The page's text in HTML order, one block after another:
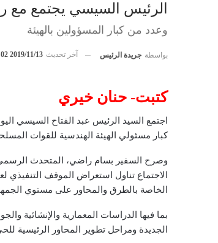
الرئيس السيسي يجتمع مع
وعدد من كبار المسؤولين بالهيئة
بواسطة جريدة الرئيس آخر تحديث 2019/11/13 at 9:02 مساءً
كتبت- حنان خيري
اجتمع السيد الرئيس عبد الفتاح السيسي
كبار مسئولي الهيئة الهندسية للقوات
وصرح السفير بسام راضي، المتحدث الرسمي
الاجتماع تناول استعراض الموقف التنفيذي
الخاصة بالطرق والمحاور على مستوي
بما فيها الدراسات المعمارية والإنشائية
الجديدة ومراحل تطوير المحاور الرئيسية